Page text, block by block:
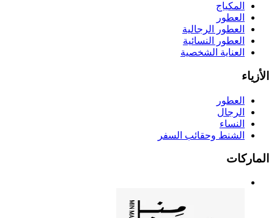
المكياج
العطور
العطور الرجالية
العطور النسائية
العناية الشخصية
الأزياء
العطور
الرجال
النساء
الشنط وحقائب السفر
الماركات